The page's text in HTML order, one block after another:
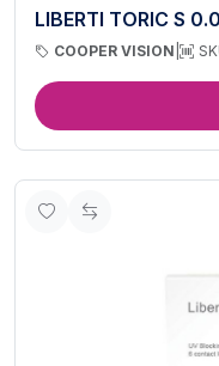
LIBERTI TORIC S
COOPER VISION